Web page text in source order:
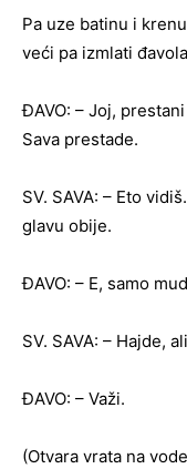
Pa uze batinu i
veći pa izmlati
ĐAVO: – Joj,
Sava prestade.
SV. SAVA: – Eto
glavu obije.
ĐAVO: – E, samo
SV. SAVA: – Hajde,
ĐAVO: – Važi.
(Otvara vrata na